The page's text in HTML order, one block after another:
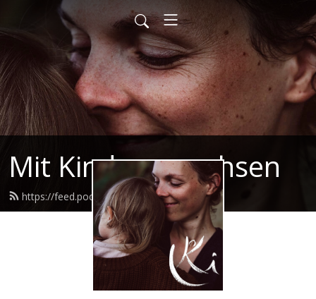
Mit Kindern wachsen
https://feed.podbean.com/mkw/feed.xml